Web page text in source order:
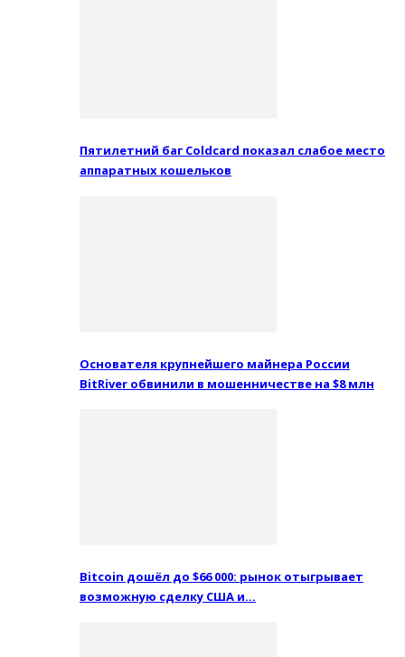
Пятилетний баг Coldcard показал слабое место
аппаратных кошельков
Основателя крупнейшего майнера России
BitRiver обвинили в мошенничестве на $8 млн
Bitcoin дошёл до $66 000: рынок отыгрывает
возможную сделку США и…